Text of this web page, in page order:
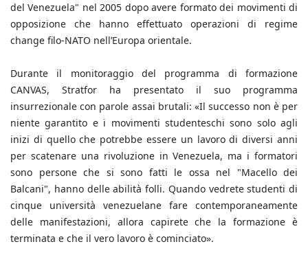
del Venezuela" nel 2005 dopo avere formato dei movimenti di
opposizione che hanno effettuato operazioni di regime
change filo-NATO nell’Europa orientale.
Durante il monitoraggio del programma di formazione
CANVAS, Stratfor ha presentato il suo programma
insurrezionale con parole assai brutali: «Il successo non è per
niente garantito e i movimenti studenteschi sono solo agli
inizi di quello che potrebbe essere un lavoro di diversi anni
per scatenare una rivoluzione in Venezuela, ma i formatori
sono persone che si sono fatti le ossa nel "Macello dei
Balcani", hanno delle abilità folli. Quando vedrete studenti di
cinque università venezuelane fare contemporaneamente
delle manifestazioni, allora capirete che la formazione è
terminata e che il vero lavoro è cominciato».